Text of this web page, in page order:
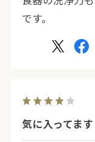
です。
気に入ってます